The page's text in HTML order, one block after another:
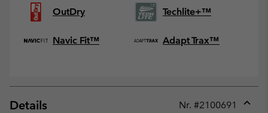
OutDry Techlite+™
Navic Fit™ Adapt Trax™
Details Nr. #2100691